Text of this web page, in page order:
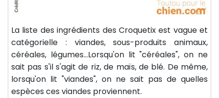
La liste des ingrédients des Croquetix est vague et
catégorielle : viandes, sous-produits animaux,
céréales, légumes…Lorsqu'on lit "céréales", on ne
sait pas s'il s'agit de riz, de maïs, de blé. De même,
lorsqu'on lit "viandes", on ne sait pas de quelles
espèces ces viandes proviennent.